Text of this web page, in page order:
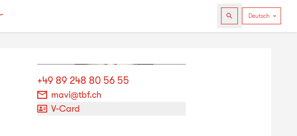
+49 89 248 80 56 55
mavi@tbf.ch
V-Card